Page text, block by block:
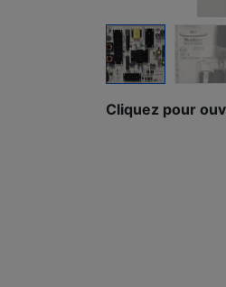
Cliquez pour